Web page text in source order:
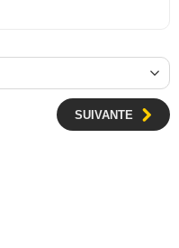
SUIVANTE